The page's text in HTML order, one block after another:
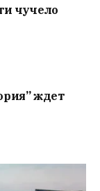
чучело
ждет